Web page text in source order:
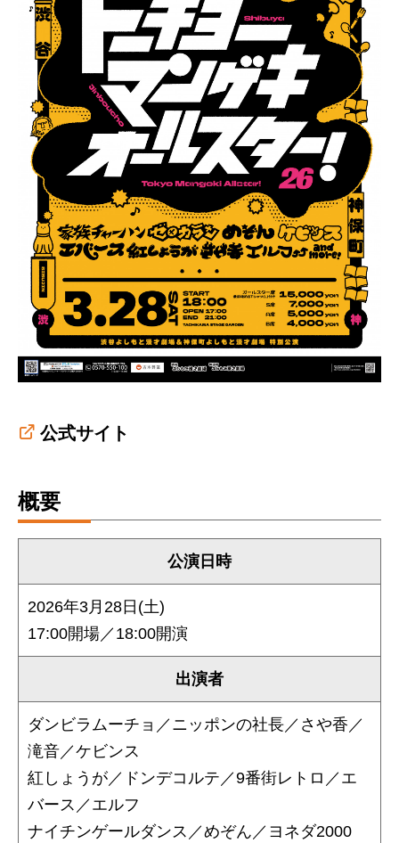
公式サイト
概要
公演日時
2026年3⽉28⽇(土)
17:00開場／18:00開演
出演者
ダンビラムーチョ／ニッポンの社長／さや香／
滝音／ケビンス
紅しょうが／ドンデコルテ／9番街レトロ／エ
バース／エルフ
ナイチンゲールダンス／めぞん／ヨネダ2000